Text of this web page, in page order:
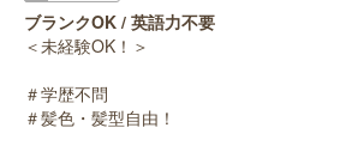
ブランクOK / 英語力不要
＜未経験OK！＞
＃学歴不問
＃髪色・髪型自由！